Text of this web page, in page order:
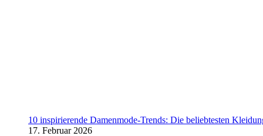
10 inspirierende Damenmode-Trends: Die beliebtesten
17. Februar 2026